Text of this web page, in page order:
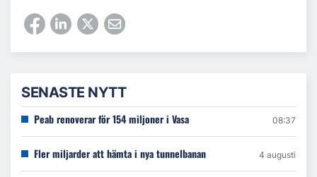
SENASTE NYTT
Peab renoverar för 154 miljoner i Vasa 08:37
Fler miljarder att hämta i nya tunnelbanan 4 augusti